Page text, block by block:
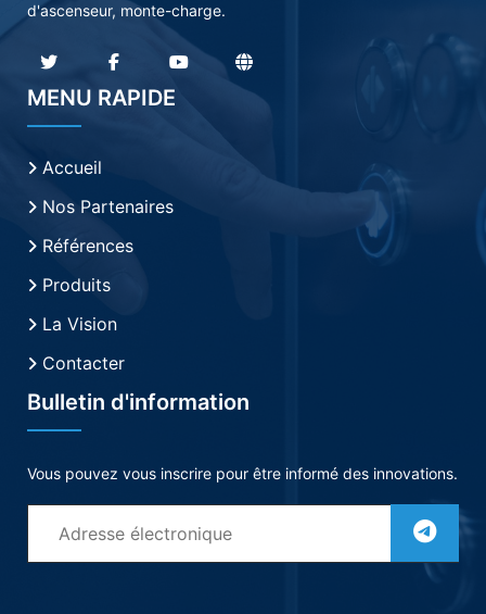
d'ascenseur, monte-charge.
MENU RAPIDE
Accueil
Nos Partenaires
Références
Produits
La Vision
Contacter
Bulletin d'information
Vous pouvez vous inscrire pour être informé des innovations.